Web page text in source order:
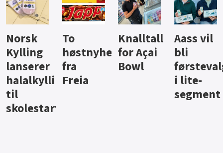
Knalltall
for Açai
Bowl
Aass vil
bli
førstevalg
i lite-
Brus og
jus fra
Berentsen
Hard
iste fra
Hansa